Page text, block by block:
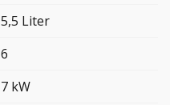
5,5 Liter
6
7 kW